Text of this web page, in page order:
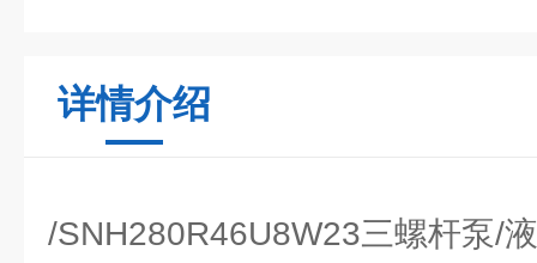
详情介绍
/SNH280R46U8W23三螺杆泵/